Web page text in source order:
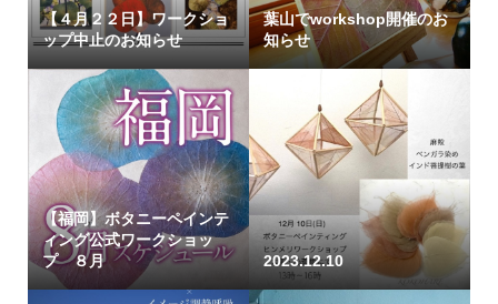
【４月２２日】ワークショ
ップ中止のお知らせ
葉山でworkshop開催のお
知らせ
【福岡】ボタニーペインテ
ィング公式ワークショッ
プ ８月
2023.12.10